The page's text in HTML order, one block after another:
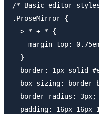
/* Basic editor
.ProseMirror {
  > * + * {
margin-top:
  }
border: 1px solid
box-sizing: border-
  border-radius: 3px;
padding: 16px 16px